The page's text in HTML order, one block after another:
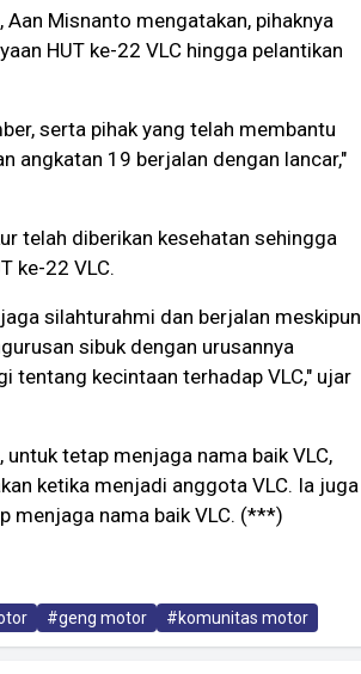
Aan Misnanto mengatakan, pihaknya
HUT ke-22 VLC hingga pelantikan
serta pihak yang telah membantu
angkatan 19 berjalan dengan lancar,"
telah diberikan kesehatan sehingga
ke-22 VLC.
silahturahmi dan berjalan meskipun
sibuk dengan urusannya
tentang kecintaan terhadap VLC," ujar
tetap menjaga nama baik VLC,
ketika menjadi anggota VLC. Ia juga
menjaga nama baik VLC. (***)
#geng motor #komunitas motor